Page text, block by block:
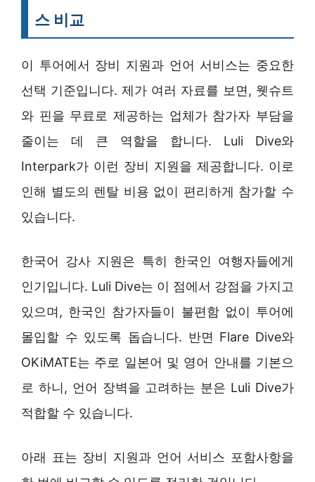
스 비교
이 투어에서 장비 지원과 언어 서비스는 중요한
선택 기준입니다. 제가 여러 자료를 보면, 웻슈트
와 핀을 무료로 제공하는 업체가 참가자 부담을
줄이는 데 큰 역할을 합니다. Luli Dive와
Interpark가 이런 장비 지원을 제공합니다. 이로
인해 별도의 렌탈 비용 없이 편리하게 참가할 수
있습니다.
한국어 강사 지원은 특히 한국인 여행자들에게
인기입니다. Luli Dive는 이 점에서 강점을 가지고
있으며, 한국인 참가자들이 불편함 없이 투어에
몰입할 수 있도록 돕습니다. 반면 Flare Dive와
OKiMATE는 주로 일본어 및 영어 안내를 기본으
로 하니, 언어 장벽을 고려하는 분은 Luli Dive가
적합할 수 있습니다.
아래 표는 장비 지원과 언어 서비스 포함사항을